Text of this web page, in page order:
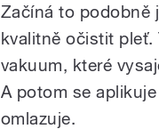
Začíná to podobně
kvalitně očistit pleť.
vakuum, které
A potom se
omlazuje.